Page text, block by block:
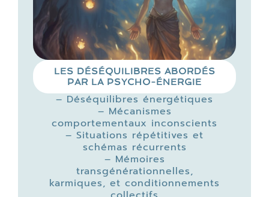
LES DÉSÉQUILIBRES ABORDÉS
PAR LA PSYCHO-ÉNERGIE
– Déséquilibres énergétiques
– Mécanismes
comportementaux inconscients
– Situations répétitives et
schémas récurrents
– Mémoires
transgénérationnelles,
karmiques, et conditionnements